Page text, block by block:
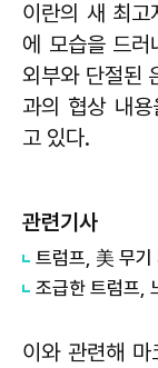
이란의 새 최
에 모습을 드러
외부와 단절된
과의 협상 내
고 있다.
관련기사
조급한 트럼프,
이와 관련해